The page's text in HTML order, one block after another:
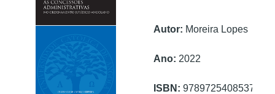
Autor: Moreira Lopes
Ano: 2022
ISBN: 9789725408537